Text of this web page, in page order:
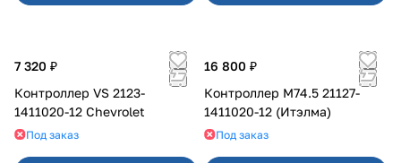
7 320 ₽
Контроллер VS 2123-
1411020-12 Chevrolet
Под заказ
16 800 ₽
Контроллер М74.5 21127-
1411020-12 (Итэлма)
Под заказ